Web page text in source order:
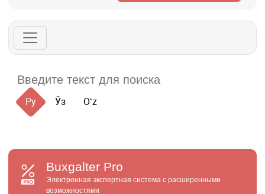
Ру Ўз Oʻz
Buxgalter Pro
Электронная экспертная система с расширенными
возможностями